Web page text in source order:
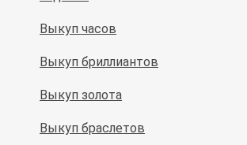
Выкуп часов
Выкуп бриллиантов
Выкуп золота
Выкуп браслетов